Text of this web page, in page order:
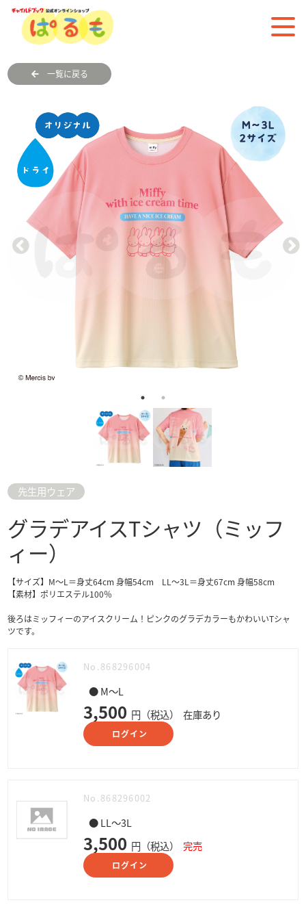
一覧に戻る
先生用ウェア
グラデアイスTシャツ（ミッフ
ィー）
【サイズ】M～L＝身丈64cm 身幅54cm LL～3L＝身丈67cm 身幅58cm
【素材】ポリエステル100％
後ろはミッフィーのアイスクリーム！ピンクのグラデカラーもかわいいTシャ
ツです。
No.868296004
● M～L
3,500 円（税込） 在庫あり
ログイン
No.868296002
● LL～3L
3,500 円（税込） 完売
ログイン